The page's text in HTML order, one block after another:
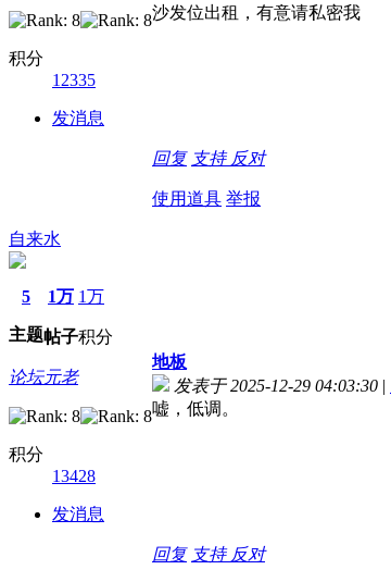
积分
12335
发消息
沙发位出租，有意请私密我
回复 支持 反对
使用道具 举报
自来水
5
主题
1万
帖子
1万
积分
论坛元老
积分
13428
发消息
地板
发表于 2025-12-29 04:03:30 |
嘘，低调。
回复 支持 反对